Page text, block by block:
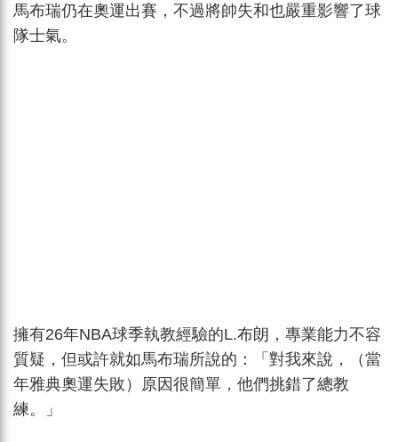
馬布瑞仍在奧運出賽，不過將帥失和也嚴重影響了球
隊士氣。
擁有26年NBA球季執教經驗的L.布朗，專業能力不容
質疑，但或許就如馬布瑞所說的：「對我來說，（當
年雅典奧運失敗）原因很簡單，他們挑錯了總教
練。」